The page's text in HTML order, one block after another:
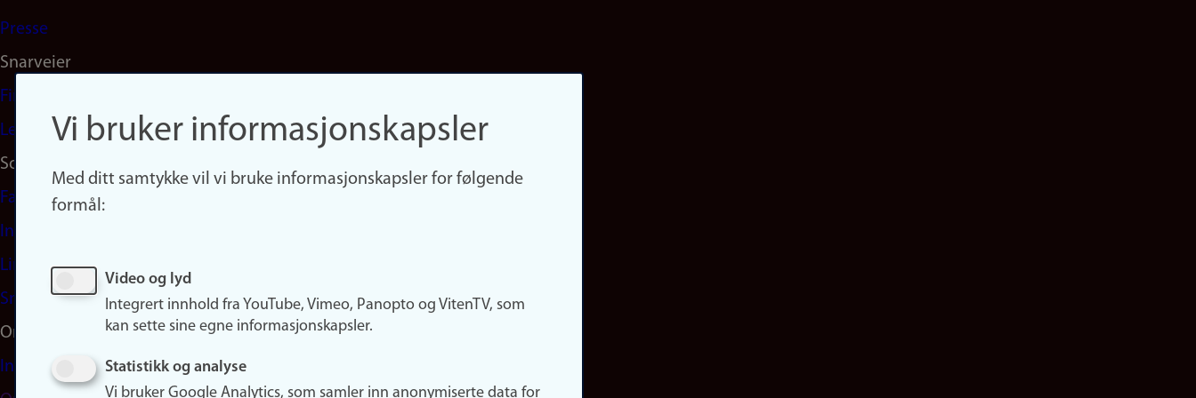
Presse
Snarveier
Finn studier
Ledige stillinger
Sosiale medier
Facebook
Instagram
LinkedIn
Snapchat
Om nettstedet
Informasjonskapsler
Vi bruker informasjonskapsler
Med ditt samtykke vil vi bruke informasjonskapsler for følgende
formål:
Video og lyd
Integrert innhold fra YouTube, Vimeo, Panopto og VitenTV, som
kan sette sine egne informasjonskapsler.
Statistikk og analyse
Vi bruker Google Analytics, som samler inn anonymiserte data for